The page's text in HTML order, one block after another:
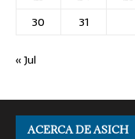
30
31
« Jul
ACERCA DE ASICH